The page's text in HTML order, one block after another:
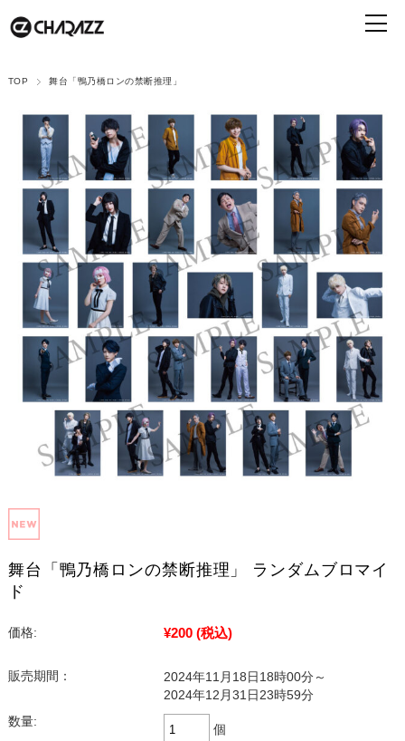
TOP 舞台「鴨乃橋ロンの禁断推理」
舞台「鴨乃橋ロンの禁断推理」 ランダムブロマイ
ド
価格: ¥200 (税込)
販売期間：
2024年11月18日18時00分～
2024年12月31日23時59分
数量:
個